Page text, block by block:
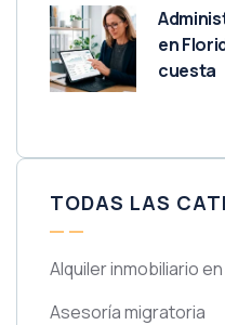
en
cuesta
TODAS LAS
Alquiler inmobiliario
Asesoría migratoria